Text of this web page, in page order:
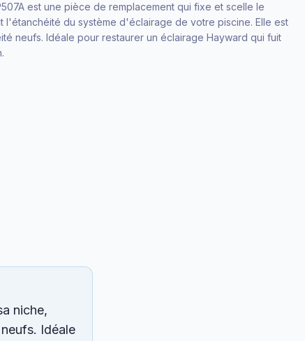
est une pièce de remplacement qui fixe et scelle le
l'étanchéité du système d'éclairage de votre piscine. Elle est
neufs. Idéale pour restaurer un éclairage Hayward qui fuit
niche,
Idéale